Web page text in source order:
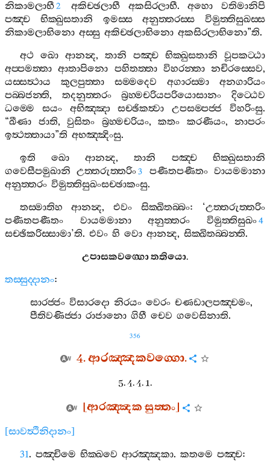
නිකාමලාභී2 අකිච‍්ඡලාභී අකසිරලාභී.අහො
වතිමානිපි
පඤ‍්ච
භික‍්ඛුසතානි ඉමස‍්ස අනුත‍්තරස‍්ස
විමුත‍්තිසුඛස‍්ස
නිකාමලාභිනො අස‍්සු අකිච‍්ඡලාභිනො අකසිරලාභිනො”ති.
අථ ඛො ආනන්‍ද, තානි පඤ‍්ච භික‍්ඛුසතානි
වූපකට‍්ඨා
අප‍්පමත‍්තා ආතාපිනො පහිතත‍්තා විහරන‍්තා නචිරස‍්සෙව,
යස‍්සත්‍ථාය
කුලපුත‍්තා සම‍්මදෙව අගාරස‍්මා
අනගාරියං
පබ‍්බජන‍්ති, තදනුත‍්තරං බ්‍රහ‍්මචරියපරියොසානං
දිට‍්ඨෙව
ධම‍්මෙ
සයං අභිඤ‍්ඤා සච‍්ඡිකත්‍වා උපසම‍්පජ‍්ජ විහරිංසු.
“ඛීණා ජාති, වුසිතං බ්‍රහ‍්මචරියං, කතං කරණීයං, නාපරං
ඉත්‍ථත‍්තායා”ති අභඤ‍්ඤිංසු.
ඉති
ඛො ආනන්‍ද,තානි පඤ‍්ච
භික‍්ඛුසතානි
ගවෙසීපමුඛානි උත‍්තරුත‍්තරිං3 පණීතපණීතං වායමමානා
අනුත‍්තරං විමුත‍්තිසුඛංසච‍්ඡාකංසු.
තස‍්මාතිහ
ආනන්‍ද,එවං සික‍්ඛිතබ‍්බං: ‘උත‍්තරුත‍්තරිං
පණීතපණීතං
වායමමානා අනුත‍්තරං විමුත‍්තිසුඛං4
සච‍්ඡිකරිස‍්සාමා’ති. එවං හි වො ආනන්‍ද, සික‍්ඛිතබ‍්බන‍්ති.
උපාසකවග‍්ගොතතියො.
තස‍්සුද‍්දානං:
සාරජ‍්ජං විසාරදො නිරයං වෙරං චණඩාලපඤ‍්චමං,
පීතිවණිජ‍්ජා රාජානො ගිහී චෙව ගවෙසිනාති.
356
4.ආරඤ‍්ඤකවග‍්ගො.
5. 4. 4. 1.
[ආරඤ‍්ඤකසුත‍්තං]
[සාවත්‍ථිනිදානං]
31. පඤ‍්චිමෙ භික‍්ඛවෙ ආරඤ‍්ඤකා. කතමෙ පඤ‍්ච: